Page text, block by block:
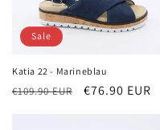
Sale
Katia 22 - Marineblau
Normaler
€109.90 EUR Verkaufspreis
€76.90 EUR